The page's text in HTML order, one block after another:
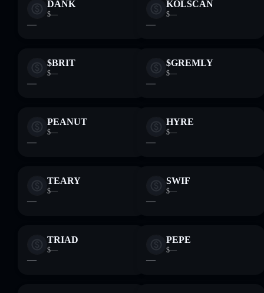
DANK
$—
—
KOLSCAN
$—
—
$BRIT
$—
—
$GREMLY
$—
—
PEANUT
$—
—
HYRE
$—
—
TEARY
$—
—
SWIF
$—
—
TRIAD
$—
—
PEPE
$—
—